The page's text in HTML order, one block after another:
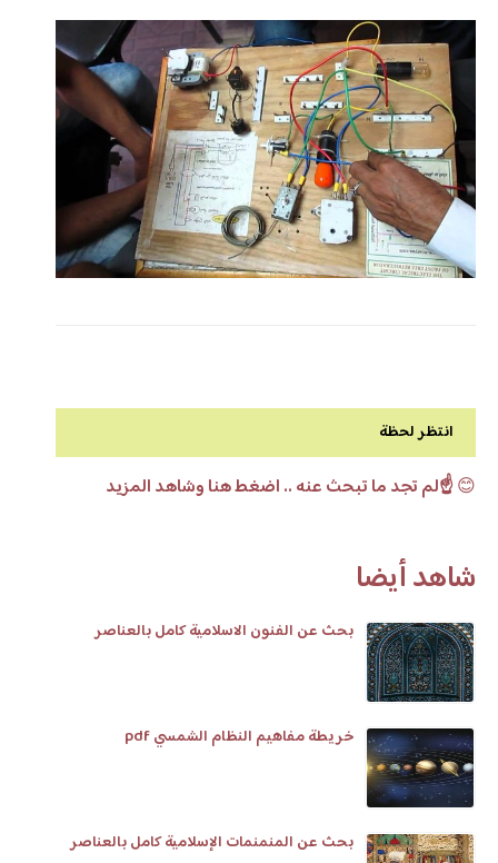
انتظر لحظة
😊☝️لم تجد ما تبحث عنه .. اضغط هنا وشاهد المزيد
شاهد أيضا
بحث عن الفنون الاسلامية كامل بالعناصر
خريطة مفاهيم النظام الشمسي pdf
بحث عن المنمنمات الإسلامية كامل بالعناصر